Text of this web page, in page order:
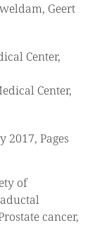
Geert
Center,
Center,
2017, Pages
of
cancer,